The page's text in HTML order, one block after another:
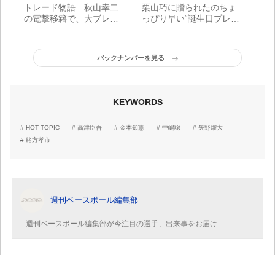
トレード物語 秋山幸二
の電撃移籍で、大ブレー
は
栗山巧に贈られたのちょ
っぴり早い“誕生日プレゼ
バックナンバーを見る
KEYWORDS
HOT TOPIC 高津臣吾 金本知憲 中嶋聡
矢野燿大
緒方孝市
週刊ベースボール編集部
週刊ベースボール編集部が今注目の選手、出来事をお届け